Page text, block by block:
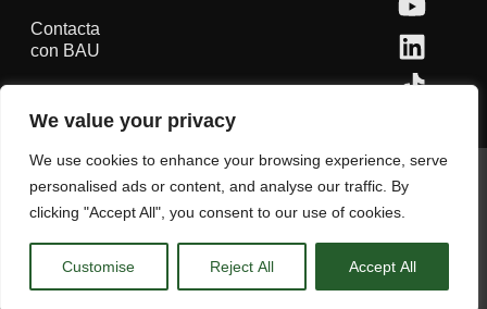
We value your privacy
We use cookies to enhance your browsing experience, serve
personalised ads or content, and analyse our traffic. By
clicking "Accept All", you consent to our use of cookies.
Customise Reject All Accept All
Contacta
con BAU
BAU, Centro Universitario de Artes y Diseño de Barcelona.
Copyright © Todos los derechos reservados.
Aviso Legal
ES EN